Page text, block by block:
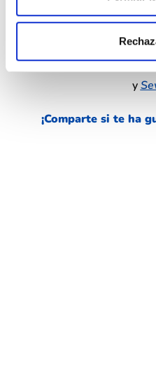
Conoce los procesos de
los centros
y
¡Comparte si te ha